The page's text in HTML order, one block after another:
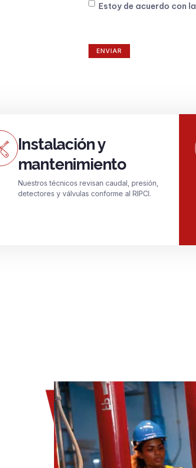
Consentimiento
Estoy de acuerdo con la
Instalación y
mantenimiento
Nuestros técnicos revisan caudal, presión,
detectores y válvulas conforme al RIPCI.